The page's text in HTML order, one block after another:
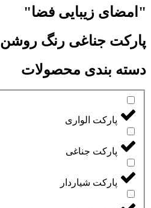
"امضای زیبایی فضا"
پارکت جناغی رنگ روشن
دسته بندی محصولات
پارکت الواری
پارکت جناغی
پارکت شیاردار